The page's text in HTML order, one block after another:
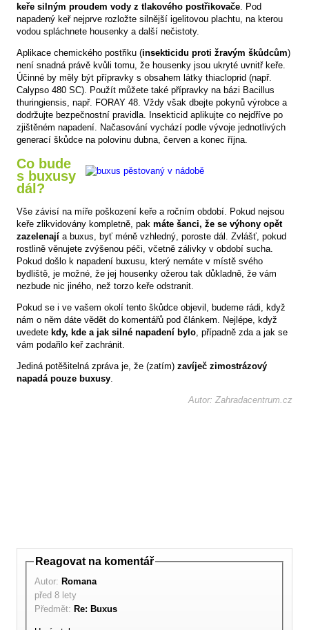
keře silným proudem vody z tlakového postřikovače . Pod
napadený keř nejprve rozložte silnější igelitovou plachtu, na kterou
vodou spláchnete housenky a další nečistoty.
Aplikace chemického postřiku (insekticidu proti žravým škůdcům)
není snadná právě kvůli tomu, že housenky jsou ukryté uvnitř keře.
Účinné by měly být přípravky s obsahem látky thiacloprid (např.
Calypso 480 SC). Použít můžete také přípravky na bázi Bacillus
thuringiensis, např. FORAY 48. Vždy však dbejte pokynů výrobce a
dodržujte bezpečnostní pravidla. Insekticid aplikujte co nejdříve po
zjištěném napadení. Načasování vychází podle vývoje jednotlivých
generací škůdce na polovinu dubna, červen a konec října.
Co bude
s buxusy
dál?
Vše závisí na míře poškození keře a ročním období. Pokud nejsou
keře zlikvidovány kompletně, pak máte šanci, že se výhony opět
zazelenají a buxus, byť méně vzhledný, poroste dál. Zvlášť, pokud
rostlině věnujete zvýšenou péči, včetně zálivky v období sucha.
Pokud došlo k napadení buxusu, který nemáte v místě svého
bydliště, je možné, že jej housenky ožerou tak důkladně, že vám
nezbude nic jiného, než torzo keře odstranit.
Pokud se i ve vašem okolí tento škůdce objevil, budeme rádi, když
nám o něm dáte vědět do komentářů pod článkem. Nejlépe, když
uvedete kdy, kde a jak silné napadení bylo, případně zda a jak se
vám podařilo keř zachránit.
Jediná potěšitelná zpráva je, že (zatím) zavíječ zimostrázový
napadá pouze buxusy.
Autor: Zahradacentrum.cz
Reagovat na komentář
Autor: Romana
před 8 lety
Předmět: Re: Buxus